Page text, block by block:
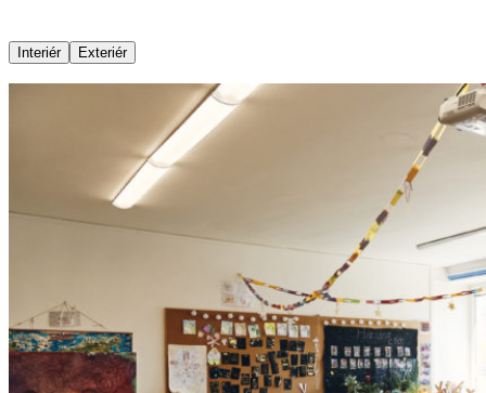
Interiér Exteriér